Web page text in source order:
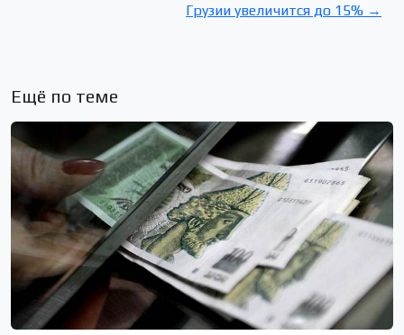
Грузии увеличится до 15% →
Ещё по теме